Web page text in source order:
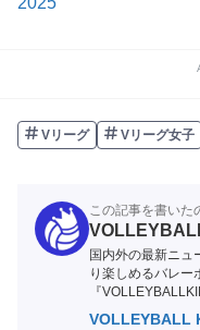
Vリーグ Vリーグ女子
この記事を書いた
国内外の最新ニュ
り楽しめるバレー
『
VOLLEYBALL